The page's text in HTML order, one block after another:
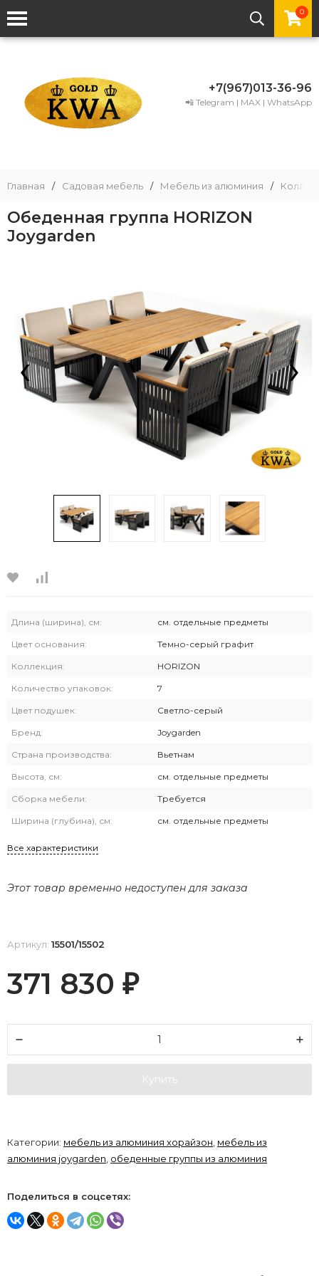
0
+7(967)013-36-96
📲 Telegram | MAX | WhatsApp
Главная / Садовая мебель / Мебель из алюминия /
Обеденная группа HORIZON
Joygarden
‹ ›
Длина (ширина), см: см. отдельные предметы
Цвет основания: Темно-серый графит
Коллекция: HORIZON
Количество упаковок: 7
Цвет подушек: Светло-серый
Бренд: Joygarden
Страна производства: Вьетнам
Высота, см: см. отдельные предметы
Сборка мебели: Требуется
Ширина (глубина), см: см. отдельные предметы
Все характеристики
Этот товар временно недоступен для заказа
Артикул: 15501/15502
371 830 ₽
Купить
Категории: мебель из алюминия хорайзон, мебель из
алюминия joygarden, обеденные группы из алюминия
Поделиться в соцсетях: